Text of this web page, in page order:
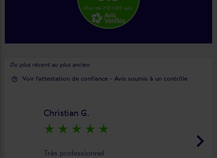
Plus de 210 000 avis
Du plus récent au plus ancien
help_outline Voir l'attestation de confiance - Avis soumis à un contrôle
keyboard_arrow_right
Christian G.
star_rate star_rate star_rate star_rate star_rate
Très professionnel